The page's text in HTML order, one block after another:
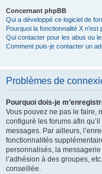
Concernant phpBB
Qui a développé ce logiciel de
Pourquoi la fonctionnalité X n’est
Qui contacter pour les abus ou
Comment puis-je contacter un
Problèmes de
Pourquoi dois-je
Vous pouvez ne pas le faire,
configuré les forums afin
messages. Par ailleurs,
fonctionnalités
personnalisés, la
l’adhésion à des groupes,
conseillée.